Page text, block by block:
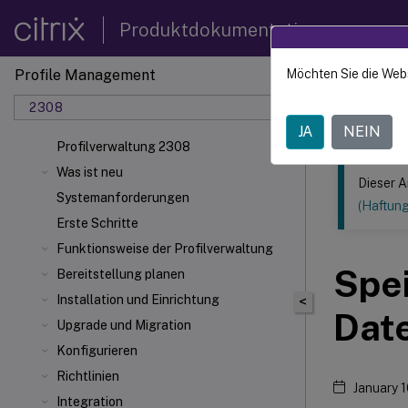
Produktdokumentation
Profile Management
2308
Profilverwaltung 2308
Was ist neu
Systemanforderungen
Erste Schritte
Funktionsweise der Profilverwaltung
Bereitstellung planen
Installation und Einrichtung
Upgrade und Migration
Konfigurieren
Richtlinien
Integration
Dieser Inhalt
<
Dieser
January
Möchten Sie die
JA NEIN